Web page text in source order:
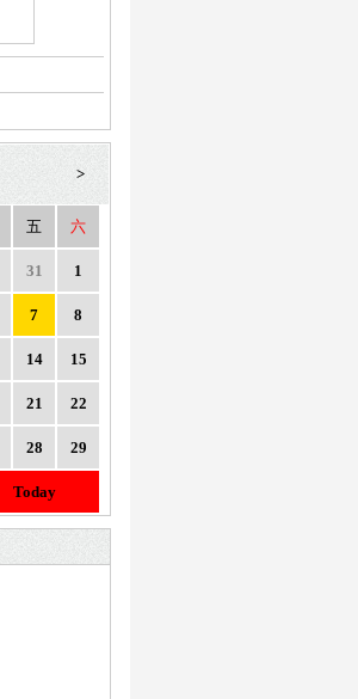
>
五 六
31 1
7 8
14 15
21 22
28 29
Today